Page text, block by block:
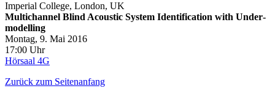
Imperial College, London, UK
Multichannel Blind Acoustic System Identification with Under‐
modelling
Montag, 9. Mai 2016
17:00 Uhr
Hörsaal 4G
Zurück zum Seitenanfang